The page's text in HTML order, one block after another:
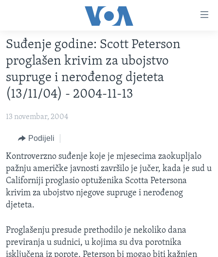
glavni
sadržaj
Pređi
na
glavnu
Idi
pretragu
TV PROGRAM
VIDEO
FOTOGRAFIJE DANA
SJEDINJENE AMERIČKE DRŽAVE
BOSNA I HERCEGOVINA
SVIJET
NAUKA I TEHNOLOGIJA
SPECIJALNI PROJEKTI
KORUPCIJA
SLOBODA MEDIJA
ŽENSKA STRANA
IZBJEGLIČKA STRANA
MAGAZIN
O GLASU AMERIKE
Suđenje godine: Scott Peterson
proglašen krivim za ubojstvo
supruge i nerođenog djeteta
(13/11/04) - 2004-11-13
13 novembar, 2004
Podijeli
Kontroverzno suđenje koje je mjesecima zaokupljalo
pažnju američke javnosti završilo je jučer, kada je sud u
Californiji proglasio optuženika Scotta Petersona
krivim za ubojstvo njegove supruge i nerođenog
djeteta.
Proglašenju presude prethodilo je nekoliko dana
previranja u sudnici, u kojima su dva porotnika
isključena iz porote. Peterson bi mogao biti kažnjen